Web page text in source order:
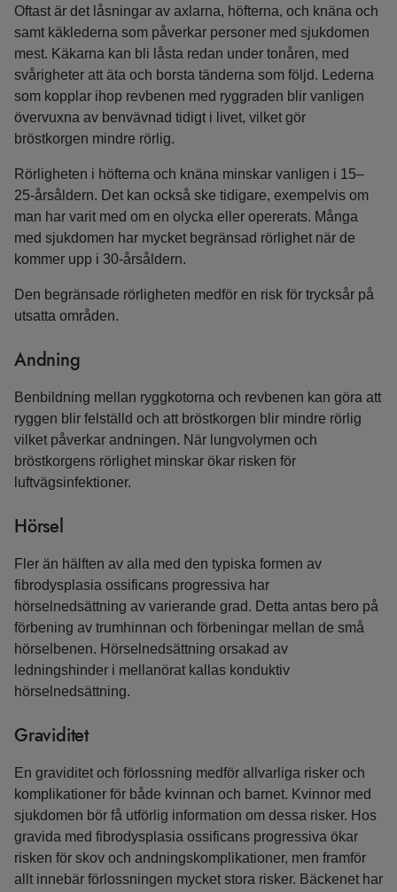
Oftast är det låsningar av axlarna, höfterna, och knäna och
samt käklederna som påverkar personer med sjukdomen
mest. Käkarna kan bli låsta redan under tonåren, med
svårigheter att äta och borsta tänderna som följd. Lederna
som kopplar ihop revbenen med ryggraden blir vanligen
övervuxna av benvävnad tidigt i livet, vilket gör
bröstkorgen mindre rörlig.
Rörligheten i höfterna och knäna minskar vanligen i 15–
25-årsåldern. Det kan också ske tidigare, exempelvis om
man har varit med om en olycka eller opererats. Många
med sjukdomen har mycket begränsad rörlighet när de
kommer upp i 30-årsåldern.
Den begränsade rörligheten medför en risk för trycksår på
utsatta områden.
Andning
Benbildning mellan ryggkotorna och revbenen kan göra att
ryggen blir felställd och att bröstkorgen blir mindre rörlig
vilket påverkar andningen. När lungvolymen och
bröstkorgens rörlighet minskar ökar risken för
luftvägsinfektioner.
Hörsel
Fler än hälften av alla med den typiska formen av
fibrodysplasia ossificans progressiva har
hörselnedsättning av varierande grad. Detta antas bero på
förbening av trumhinnan och förbeningar mellan de små
hörselbenen. Hörselnedsättning orsakad av
ledningshinder i mellanörat kallas konduktiv
hörselnedsättning.
Graviditet
En graviditet och förlossning medför allvarliga risker och
komplikationer för både kvinnan och barnet. Kvinnor med
sjukdomen bör få utförlig information om dessa risker. Hos
gravida med fibrodysplasia ossificans progressiva ökar
risken för skov och andningskomplikationer, men framför
allt innebär förlossningen mycket stora risker. Bäckenet har